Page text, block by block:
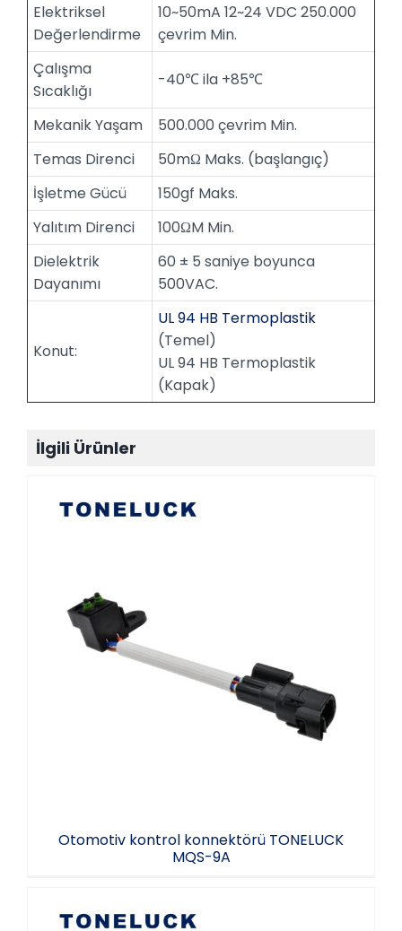
Elektriksel
Değerlendirme
10~50mA 12~24 VDC 250.000
çevrim Min.
Çalışma
Sıcaklığı
-40℃ ila +85℃
Mekanik Yaşam
500.000 çevrim Min.
Temas Direnci
50mΩ Maks. (başlangıç)
İşletme Gücü
150gf Maks.
Yalıtım Direnci
100ΩM Min.
Dielektrik
Dayanımı
60 ± 5 saniye boyunca
500VAC.
Konut:
UL 94 HB Termoplastik
(Temel)
UL 94 HB Termoplastik
(Kapak)
İlgili Ürünler
Otomotiv kontrol konnektörü TONELUCK
MQS-9A
Otomotiv kontrol konnektörü TONELUCK
MQS-9A